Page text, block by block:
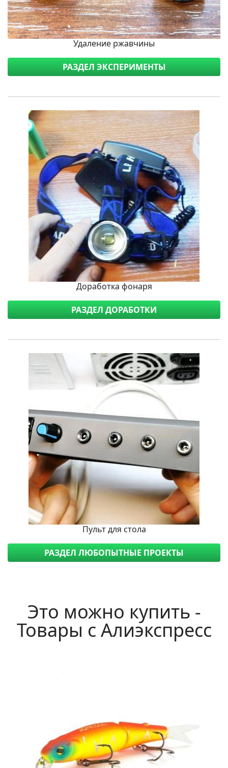
Удаление ржавчины
РАЗДЕЛ ЭКСПЕРИМЕНТЫ
Доработка фонаря
РАЗДЕЛ ДОРАБОТКИ
Пульт для стола
РАЗДЕЛ ЛЮБОПЫТНЫЕ ПРОЕКТЫ
Это можно купить -
Товары с Алиэкспресс